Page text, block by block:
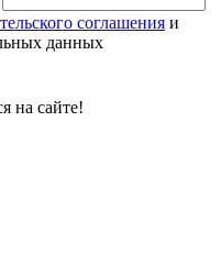
соглашения и
данных
на сайте!